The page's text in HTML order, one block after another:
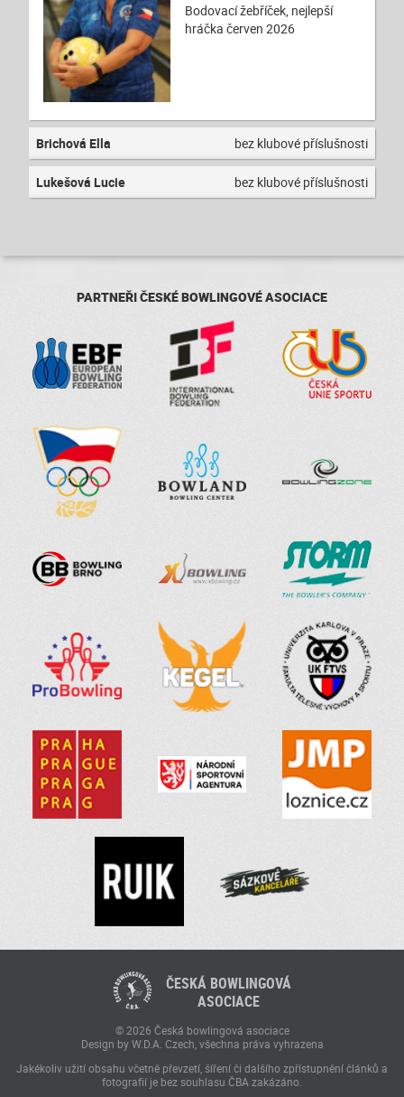
Bodovací žebříček, nejlepší
hráčka červen 2026
Brichová Ella bez klubové příslušnosti
Lukešová Lucie bez klubové příslušnosti
PARTNEŘI ČESKÉ BOWLINGOVÉ ASOCIACE
ČESKÁ BOWLINGOVÁ
ASOCIACE
© 2026 Česká bowlingová asociace
Design by W.D.A. Czech, všechna práva vyhrazena
Jakékoliv užití obsahu včetně převzetí, šíření či dalšího zpřístupnění článků a
fotografií je bez souhlasu ČBA zakázáno.